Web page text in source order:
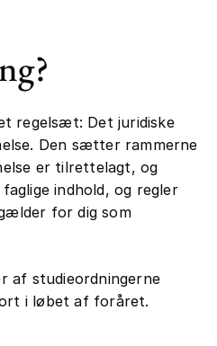
regelsæt: Det juridiske
Den sætter rammerne
er tilrettelagt, og
indhold, og regler
for dig som
af studieordningerne
i løbet af foråret.